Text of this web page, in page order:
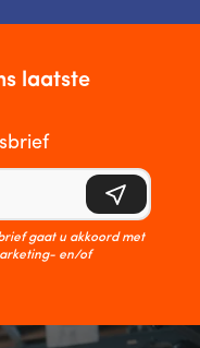
laatste
Aanmelden
gaat u akkoord met
en/of